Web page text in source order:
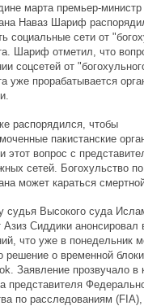
марта премьер-министр
Наваз Шариф
социальные сети от
Шариф отметил, что
соцсетей от
уже прорабатывается
распорядился, чтобы
пакистанские
этот вопрос с
сетей. Богохульство
может караться
судья Высокого суда
Азиз Сиддики анонсировал
что уже в понедельник
решение о временной
Заявление прозвучало в
представителя
по расследованиям